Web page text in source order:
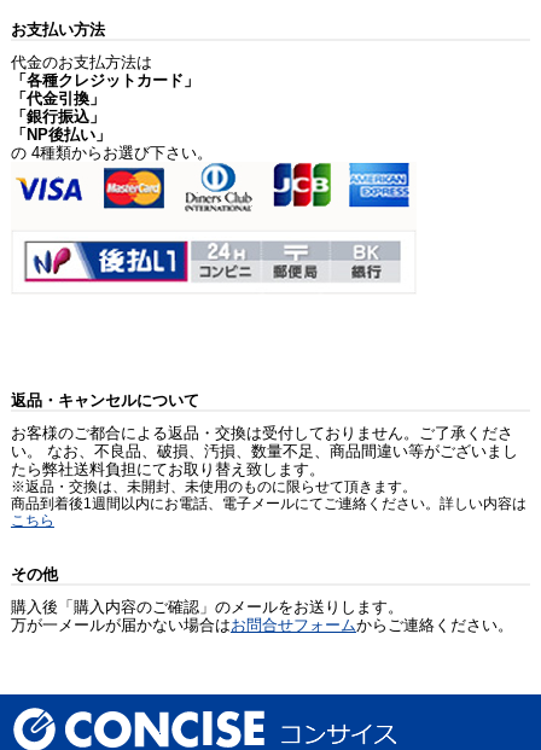
お支払い方法
代金のお支払方法は
「各種クレジットカード」
「代金引換」
「銀行振込」
「NP後払い」
の 4種類からお選び下さい。
返品・キャンセルについて
お客様のご都合による返品・交換は受付しておりません。ご了承くださ
い。 なお、不良品、破損、汚損、数量不足、商品間違い等がございまし
たら弊社送料負担にてお取り替え致します。
※返品・交換は、未開封、未使用のものに限らせて頂きます。
商品到着後1週間以内にお電話、電子メールにてご連絡ください。詳しい内容は
こちら
その他
購入後「購入内容のご確認」のメールをお送りします。
万が一メールが届かない場合はお問合せフォームからご連絡ください。